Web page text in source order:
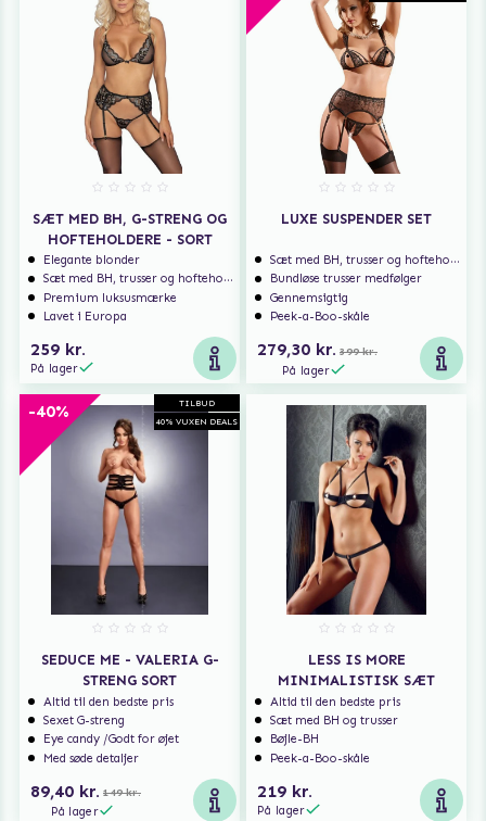
SÆT MED BH, G-STRENG OG
HOFTEHOLDERE - SORT
Elegante blonder
Sæt med BH, trusser og hofteholder
Premium luksusmærke
Lavet i Europa
259 kr.
På lager
LUXE SUSPENDER SET
Sæt med BH, trusser og hofteholder
Bundløse trusser medfølger
Gennemsigtig
Peek-a-Boo-skåle
279,30 kr. 399 kr.
På lager
TILBUD
40% VUXEN DEALS
-40%
SEDUCE ME - VALERIA G-
STRENG SORT
Altid til den bedste pris
Sexet G-streng
Eye candy /Godt for øjet
Med søde detaljer
89,40 kr. 149 kr.
På lager
LESS IS MORE
MINIMALISTISK SÆT
Altid til den bedste pris
Sæt med BH og trusser
Bøjle-BH
Peek-a-Boo-skåle
219 kr.
På lager